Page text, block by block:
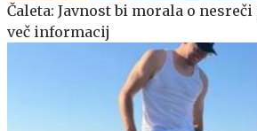
Čaleta: Javnost bi morala o
več informacij